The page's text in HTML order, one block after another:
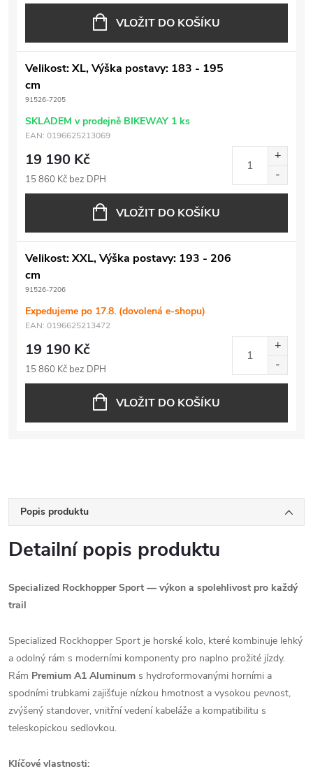
VLOŽIT DO KOŠÍKU
Velikost: XL, Výška postavy: 183 - 195
cm
91526-7205
SKLADEM v prodejně BIKEWAY 1 ks
EAN: 0196625213069
19 190 Kč
15 860 Kč bez DPH
VLOŽIT DO KOŠÍKU
Velikost: XXL, Výška postavy: 193 - 206
cm
91526-7206
Expedujeme po 17.8. (dovolená e-shopu)
EAN: 0196625213472
19 190 Kč
15 860 Kč bez DPH
VLOŽIT DO KOŠÍKU
Popis produktu
Detailní popis produktu
Specialized Rockhopper Sport — výkon a spolehlivost pro každý
trail
Specialized Rockhopper Sport je horské kolo, které kombinuje lehký
a odolný rám s moderními komponenty pro naplno prožité jízdy.
Rám Premium A1 Aluminum s hydroformovanými horními a
spodními trubkami zajišťuje nízkou hmotnost a vysokou pevnost,
zvýšený standover, vnitřní vedení kabeláže a kompatibilitu s
teleskopickou sedlovkou.
Klíčové vlastnosti: